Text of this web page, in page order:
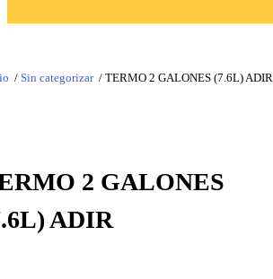
/ Sin categorizar / TERMO 2 GALONES (7.6L) ADIR
2 GALONES
ADIR